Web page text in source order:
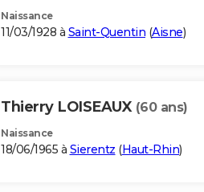
Naissance
11/03/1928 à Saint-Quentin (Aisne)
Thierry LOISEAUX (60 ans)
Naissance
18/06/1965 à Sierentz (Haut-Rhin)